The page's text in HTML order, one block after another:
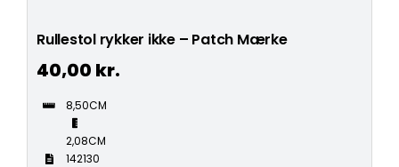
Rullestol rykker ikke – Patch Mærke
40,00 kr.
8,50CM
2,08CM
142130